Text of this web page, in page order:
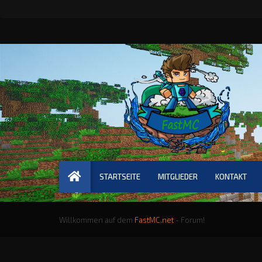
STARTSEITE MITGLIEDER KONTAKT
Willkommen auf dem FastMC.net- Forum!